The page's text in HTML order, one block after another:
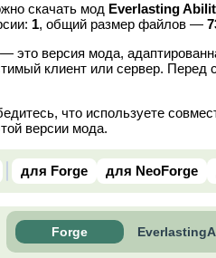
скачать мод Everlasting
1, общий размер файлов —
— это версия мода,
клиент или сервер. Перед
что используете
версии мода.
для Forge для NeoForge
Forge